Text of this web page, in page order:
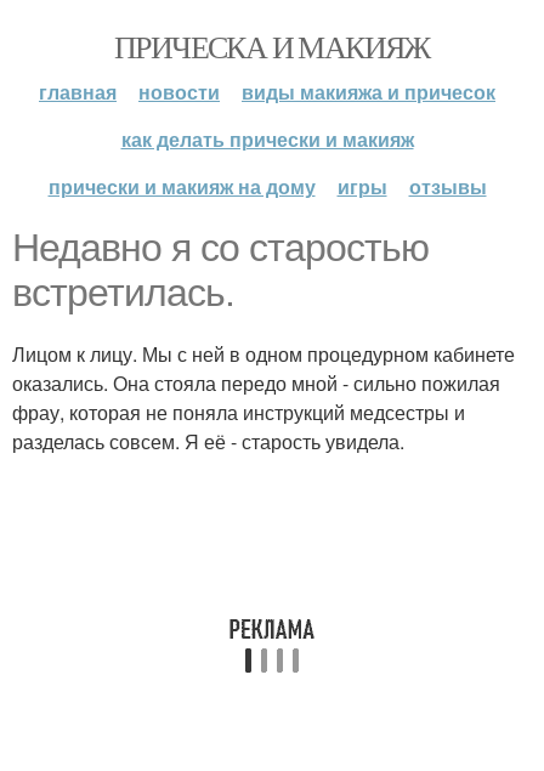
ПРИЧЕСКА И МАКИЯЖ
главная новости
виды макияжа и причесок
как делать прически и макияж
прически и макияж на дому
игры отзывы
Недавно я со старостью
встретилась.
Лицом к лицу. Мы с ней в одном процедурном кабинете
оказались. Она стояла передо мной - сильно пожилая
фрау, которая не поняла инструкций медсестры и
разделась совсем. Я её - старость увидела.